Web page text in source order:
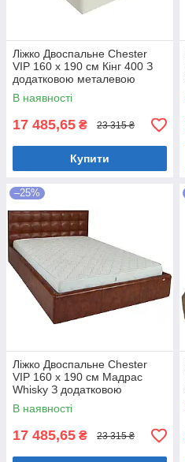
Ліжко Двоспальне Chester
VIP 160 х 190 см Кінг 400 З
додатковою металевою
цільнозварною рамою C1
Білий
В наявності
17 485,65 ₴ 23 315 ₴
Купити
–25%
Ліжко Двоспальне Chester
VIP 160 х 190 см Мадрас
Whisky З додатковою
металевою цільнозварною
рамою Коричневий
В наявності
17 485,65 ₴ 23 315 ₴